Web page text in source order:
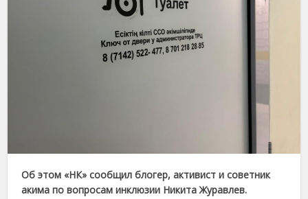
Об этом «НК» сообщил блогер, активист и советник
акима по вопросам инклюзии Никита Журавлев.